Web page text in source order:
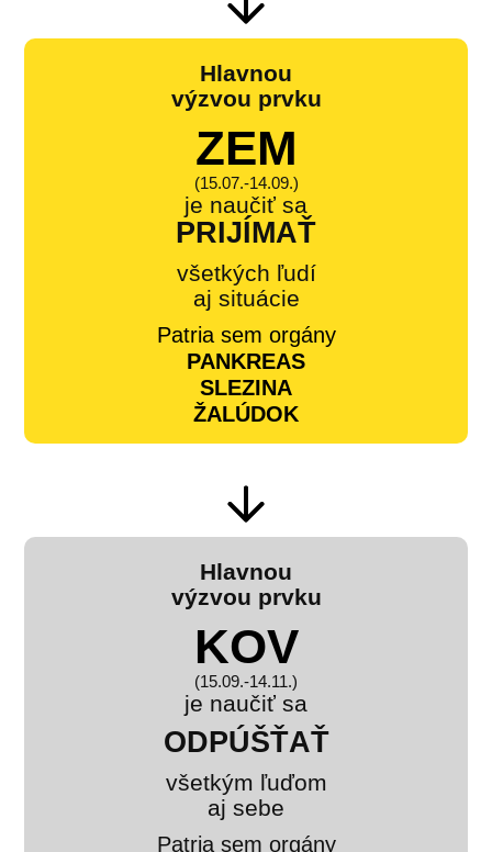
Hlavnou
výzvou prvku
ZEM
(15.07.-14.09.)
je naučiť sa
PRIJÍMAŤ
všetkých ľudí
aj situácie
Patria sem orgány
PANKREAS
SLEZINA
ŽALÚDOK
Hlavnou
výzvou prvku
KOV
(15.09.-14.11.)
je naučiť sa
ODPÚŠŤAŤ
všetkým ľuďom
aj sebe
Patria sem orgány